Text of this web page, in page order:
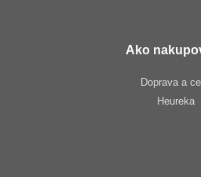
Ako
Doprava a
Heureka